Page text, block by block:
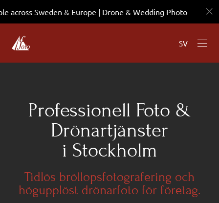
across Sweden & Europe | Drone & Wedding Photo
SV
Professionell Foto &
Drönartjänster
i Stockholm
Tidlös bröllopsfotografering och
högupplöst drönarfoto för företag.